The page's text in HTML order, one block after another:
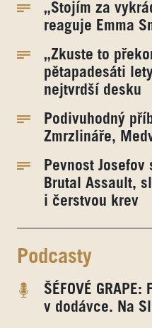
„Stojím za
reaguje Emma
„Zkuste to
pětapadesáti
nejtvrdší desku
Podivuhodný
Zmrzlináře,
Pevnost
Brutal Assault,
i čerstvou krev
Podcasty
ŠÉFOVÉ
v dodávce. Na